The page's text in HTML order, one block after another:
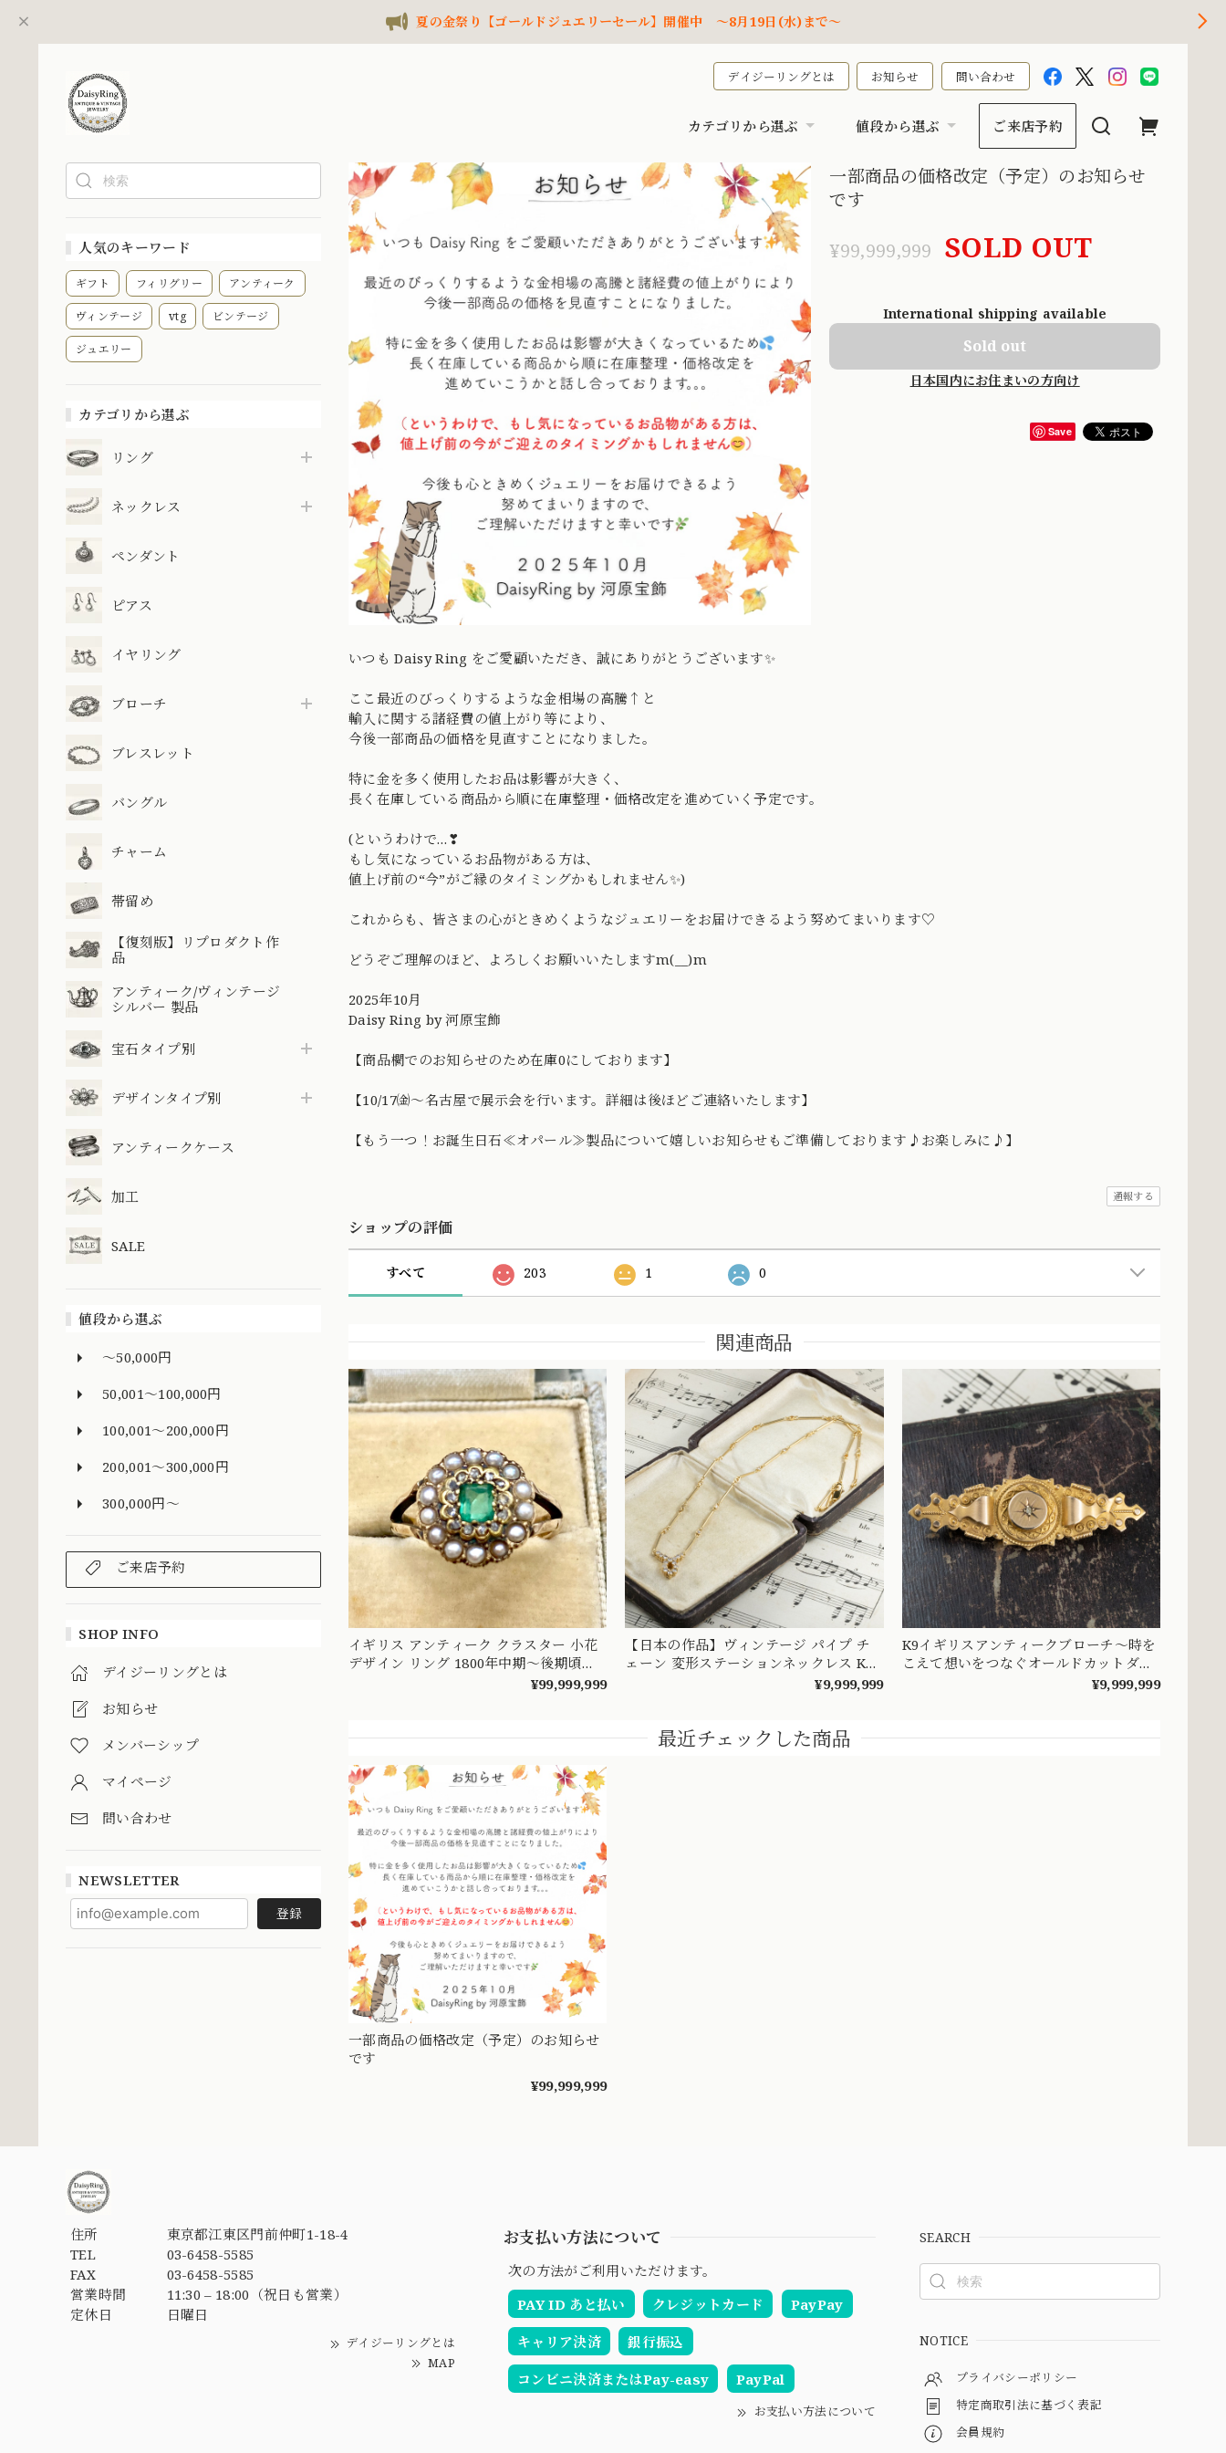
夏の金祭り【ゴールドジュエリーセール】開催中 ～8月19日(水)まで～
デイジーリングとは お知らせ 問い合わせ
カテゴリから選ぶ 値段から選ぶ ご来店予約
人気のキーワード
ギフト フィリグリー アンティーク
ヴィンテージ vtg ビンテージ
ジュエリー
カテゴリから選ぶ
リング
ネックレス
ペンダント
ピアス
イヤリング
ブローチ
ブレスレット
バングル
チャーム
帯留め
【復刻版】リプロダクト作
品
アンティーク/ヴィンテージ
シルバー 製品
宝石タイプ別
デザインタイプ別
アンティークケース
加工
SALE
値段から選ぶ
～50,000円
50,001～100,000円
100,001～200,000円
200,001～300,000円
300,000円～
ご来店予約
SHOP INFO
デイジーリングとは
お知らせ
メンバーシップ
マイページ
問い合わせ
NEWSLETTER
登録
一部商品の価格改定（予定）のお知らせ
です
¥99,999,999 SOLD OUT
International shipping available
Sold out
日本国内にお住まいの方向け
Save
いつも Daisy Ring をご愛顧いただき、誠にありがとうございます✨
ここ最近のびっくりするような金相場の高騰↑と
輸入に関する諸経費の値上がり等により、
今後一部商品の価格を見直すことになりました。
特に金を多く使用したお品は影響が大きく、
長く在庫している商品から順に在庫整理・価格改定を進めていく予定です。
(というわけで…❣
もし気になっているお品物がある方は、
値上げ前の“今”がご縁のタイミングかもしれません✨)
これからも、皆さまの心がときめくようなジュエリーをお届けできるよう努めてまいります♡
どうぞご理解のほど、よろしくお願いいたしますm(__)m
2025年10月
Daisy Ring by 河原宝飾
【商品欄でのお知らせのため在庫0にしております】
【10/17㈮～名古屋で展示会を行います。詳細は後ほどご連絡いたします】
【もう一つ！お誕生日石≪オパール≫製品について嬉しいお知らせもご準備しております♪お楽しみに♪】
通報する
ショップの評価
すべて 203 1 0
関連商品
イギリス アンティーク クラスター 小花
デザイン リング 1800年中期〜後期頃
K15 エメラルド ダイヤ シードパール
¥99,999,999
【日本の作品】ヴィンテージ パイプ チ
ェーン 変形ステーションネックレス K18
ダイヤモンド リボンモチーフの直線と曲
¥9,999,999
K9イギリスアンティークブローチ〜時を
こえて想いをつなぐオールドカットダイ
ヤモンドのメモリアルブローチ〜¥9,999,999
最近チェックした商品
一部商品の価格改定（予定）のお知らせ
です
¥99,999,999
住所
東京都江東区門前仲町1-18-4
TEL
03-6458-5585
FAX
03-6458-5585
営業時間
11:30 – 18:00（祝日も営業）
定休日
日曜日
デイジーリングとは
MAP
お支払い方法について
次の方法がご利用いただけます。
PAY ID あと払い
クレジットカード PayPay
キャリア決済 銀行振込
コンビニ決済またはPay-easy PayPal
お支払い方法について
SEARCH
NOTICE
プライバシーポリシー
特定商取引法に基づく表記
会員規約